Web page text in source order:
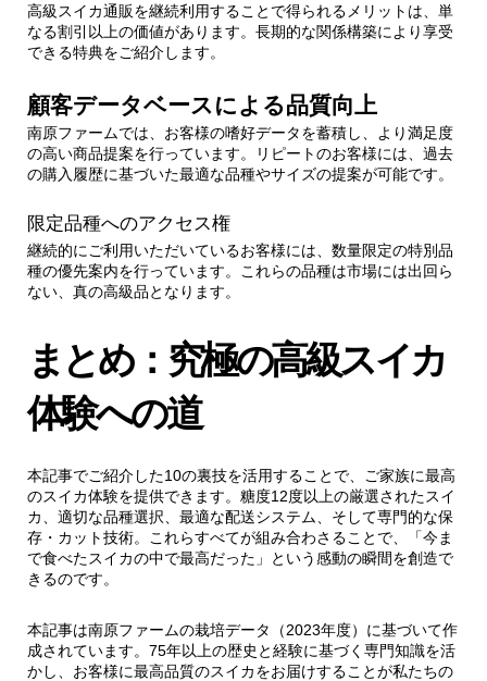
高級スイカ通販を継続利用することで得られるメリットは、単
なる割引以上の価値があります。長期的な関係構築により享受
できる特典をご紹介します。
顧客データベースによる品質向上
南原ファームでは、お客様の嗜好データを蓄積し、より満足度
の高い商品提案を行っています。リピートのお客様には、過去
の購入履歴に基づいた最適な品種やサイズの提案が可能です。
限定品種へのアクセス権
継続的にご利用いただいているお客様には、数量限定の特別品
種の優先案内を行っています。これらの品種は市場には出回ら
ない、真の高級品となります。
まとめ：究極の高級スイカ
体験への道
本記事でご紹介した10の裏技を活用することで、ご家族に最高
のスイカ体験を提供できます。糖度12度以上の厳選されたスイ
カ、適切な品種選択、最適な配送システム、そして専門的な保
存・カット技術。これらすべてが組み合わさることで、「今ま
で食べたスイカの中で最高だった」という感動の瞬間を創造で
きるのです。
本記事は南原ファームの栽培データ（2023年度）に基づいて作
成されています。75年以上の歴史と経験に基づく専門知識を活
かし、お客様に最高品質のスイカをお届けすることが私たちの